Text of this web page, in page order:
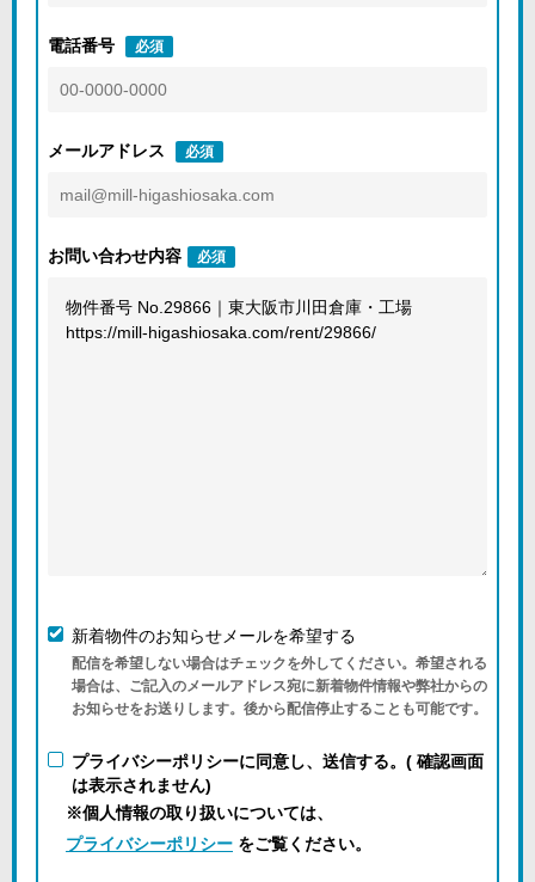
電話番号 必須
メールアドレス 必須
お問い合わせ内容 必須
新着物件のお知らせメールを希望する
配信を希望しない場合はチェックを外してください。希望される
場合は、ご記入のメールアドレス宛に新着物件情報や弊社からの
お知らせをお送りします。後から配信停止することも可能です。
プライバシーポリシーに同意し、送信する。( 確認画面
は表示されません)
※個人情報の取り扱いについては、
プライバシーポリシー をご覧ください。